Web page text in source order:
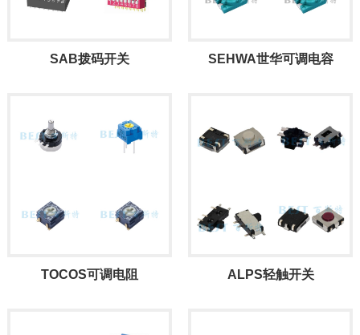
SAB拨码开关 SEHWA世华可调电容
TOCOS可调电阻 ALPS轻触开关